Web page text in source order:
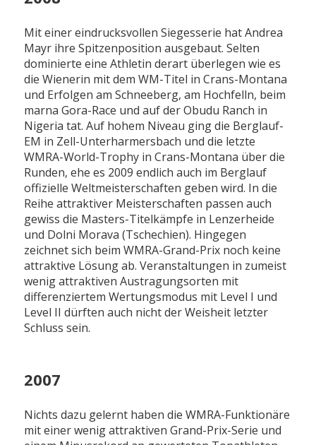
Mit einer eindrucksvollen Siegesserie hat Andrea
Mayr ihre Spitzenposition ausgebaut. Selten
dominierte eine Athletin derart überlegen wie es
die Wienerin mit dem WM-Titel in Crans-Montana
und Erfolgen am Schneeberg, am Hochfelln, beim
marna Gora-Race und auf der Obudu Ranch in
Nigeria tat. Auf hohem Niveau ging die Berglauf-
EM in Zell-Unterharmersbach und die letzte
WMRA-World-Trophy in Crans-Montana über die
Runden, ehe es 2009 endlich auch im Berglauf
offizielle Weltmeisterschaften geben wird. In die
Reihe attraktiver Meisterschaften passen auch
gewiss die Masters-Titelkämpfe in Lenzerheide
und Dolni Morava (Tschechien). Hingegen
zeichnet sich beim WMRA-Grand-Prix noch keine
attraktive Lösung ab. Veranstaltungen in zumeist
wenig attraktiven Austragungsorten mit
differenziertem Wertungsmodus mit Level I und
Level II dürften auch nicht der Weisheit letzter
Schluss sein.
2007
Nichts dazu gelernt haben die WMRA-Funktionäre
mit einer wenig attraktiven Grand-Prix-Serie und